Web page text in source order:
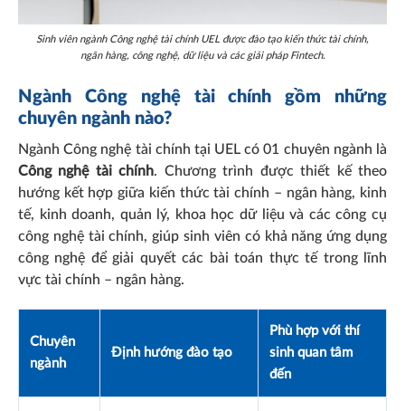
Sinh viên ngành Công nghệ tài chính UEL được đào tạo kiến thức tài chính,
ngân hàng, công nghệ, dữ liệu và các giải pháp Fintech.
Ngành Công nghệ tài chính gồm những
chuyên ngành nào?
Ngành Công nghệ tài chính tại UEL có 01 chuyên ngành là
Công nghệ tài chính. Chương trình được thiết kế theo
hướng kết hợp giữa kiến thức tài chính – ngân hàng, kinh
tế, kinh doanh, quản lý, khoa học dữ liệu và các công cụ
công nghệ tài chính, giúp sinh viên có khả năng ứng dụng
công nghệ để giải quyết các bài toán thực tế trong lĩnh
vực tài chính – ngân hàng.
Chuyên
ngành
Định hướng đào tạo
Phù hợp với thí
sinh quan tâm
đến